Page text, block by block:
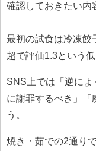
確認しておきたい内
最初の試食は冷凍餃
超で評価1.3という
SNS上では「逆によ
に謝罪するべき」「
う。
焼き・茹での2通り